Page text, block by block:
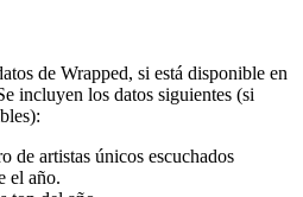
de Wrapped, si está disponible en
incluyen los datos siguientes (si
de artistas únicos escuchados
el año.